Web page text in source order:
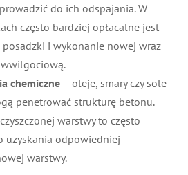
do ich odspajania. W
często bardziej opłacalne jest
posadzki i wykonanie nowej wraz
chemiczne – oleje, smary czy sole
penetrować strukturę betonu.
warstwy to często
uzyskania odpowiedniej
warstwy.